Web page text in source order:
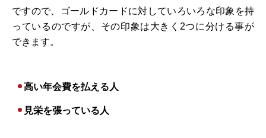
ですので、ゴールドカードに対していろいろな印象を持
っているのですが、その印象は大きく2つに分ける事が
できます。
高い年会費を払える人
見栄を張っている人